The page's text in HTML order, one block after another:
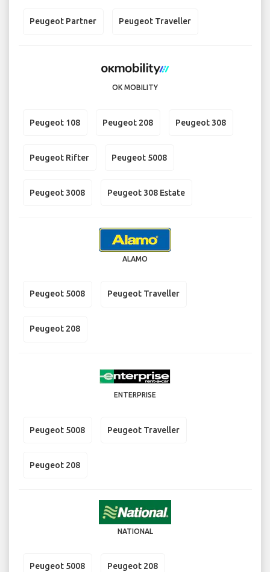
Peugeot Partner Peugeot Traveller
OK MOBILITY
Peugeot 108 Peugeot 208 Peugeot 308
Peugeot Rifter Peugeot 5008
Peugeot 3008 Peugeot 308 Estate
ALAMO
Peugeot 5008 Peugeot Traveller
Peugeot 208
ENTERPRISE
Peugeot 5008 Peugeot Traveller
Peugeot 208
NATIONAL
Peugeot 5008 Peugeot 208